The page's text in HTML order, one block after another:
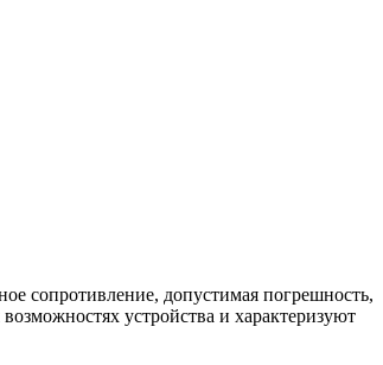
сопротивление, допустимая погрешность,
устройства и характеризуют